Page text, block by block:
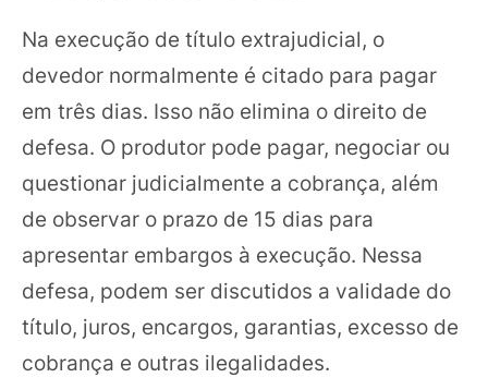
Na execução de título extrajudicial, o
devedor normalmente é citado para pagar
em três dias. Isso não elimina o direito de
defesa. O produtor pode pagar, negociar ou
questionar judicialmente a cobrança, além
de observar o prazo de 15 dias para
apresentar embargos à execução. Nessa
defesa, podem ser discutidos a validade do
título, juros, encargos, garantias, excesso de
cobrança e outras ilegalidades.